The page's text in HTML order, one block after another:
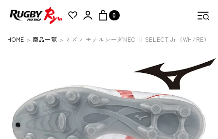
0
HOME 商品一覧 ミズノ モナルシーダNEO III SELECT Jr（WH/RE）